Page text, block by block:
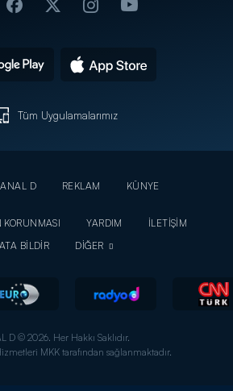
Tüm Uygulamalarımız
D REKLAM
KÜNYE
KORUNMASI
YARDIM
İLETİŞİM
BİLDİR
DİĞER
D © 2026. Her Hakkı Saklıdır.
MKK tarafından sağlanmaktadır.